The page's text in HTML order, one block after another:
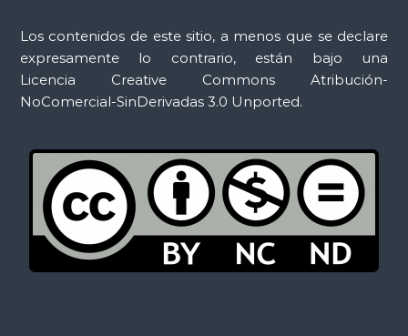
Los contenidos de este sitio, a menos que se declare
expresamente lo contrario, están bajo una
Licencia Creative Commons Atribución-
NoComercial-SinDerivadas 3.0 Unported.